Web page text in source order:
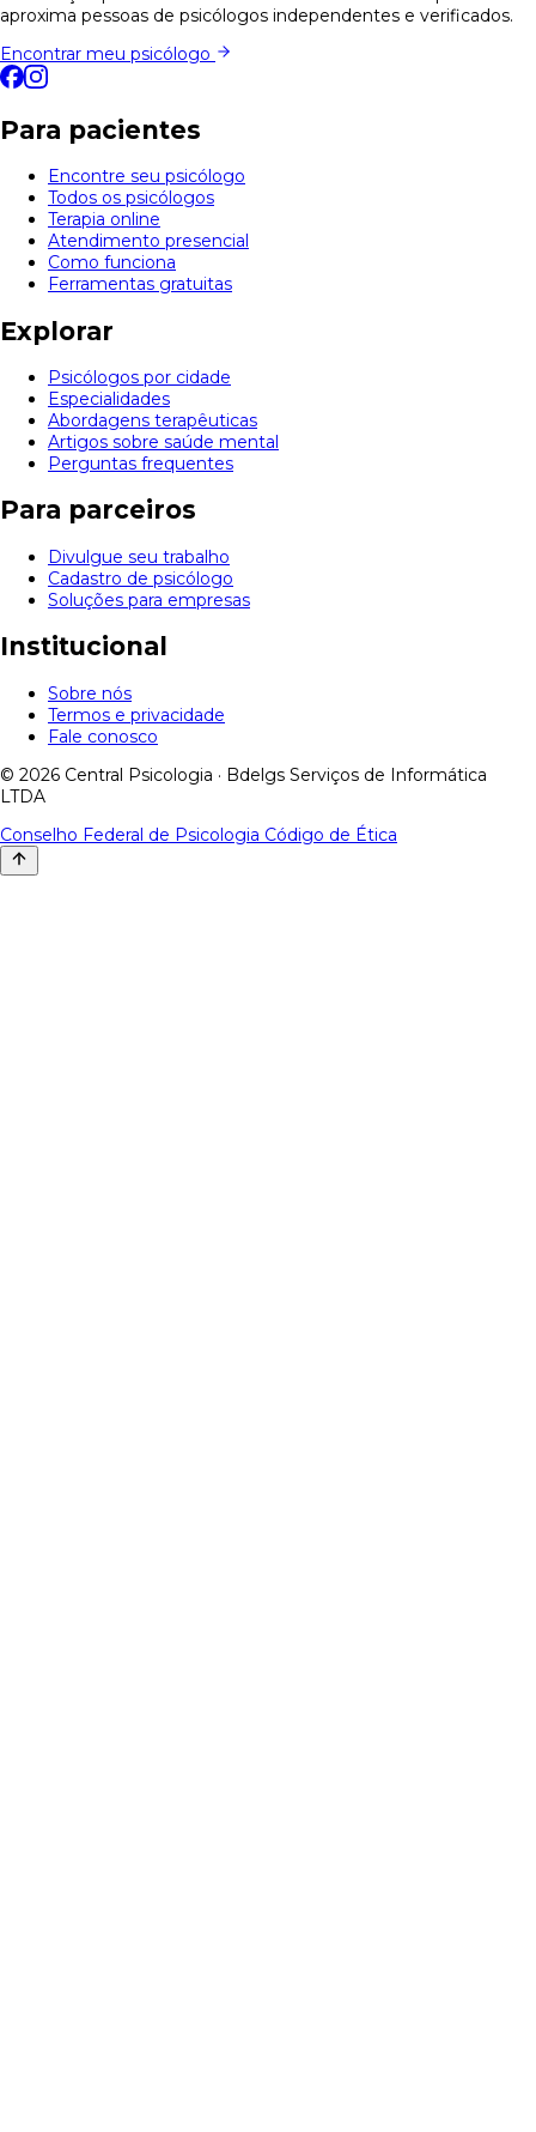
aproxima pessoas de psicólogos independentes e verificados.
Encontrar meu psicólogo
Para pacientes
Encontre seu psicólogo
Todos os psicólogos
Terapia online
Atendimento presencial
Como funciona
Ferramentas gratuitas
Explorar
Psicólogos por cidade
Especialidades
Abordagens terapêuticas
Artigos sobre saúde mental
Perguntas frequentes
Para parceiros
Divulgue seu trabalho
Cadastro de psicólogo
Soluções para empresas
Institucional
Sobre nós
Termos e privacidade
Fale conosco
© 2026 Central Psicologia · Bdelgs Serviços de Informática
LTDA
Conselho Federal de Psicologia Código de Ética